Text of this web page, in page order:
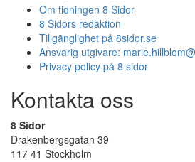
Om tidningen 8 Sidor
8 Sidors redaktion
Tillgänglighet på 8sidor.se
Ansvarig utgivare:
Privacy policy på 8 sidor
Kontakta oss
8 Sidor
Drakenbergsgatan 39
117 41 Stockholm